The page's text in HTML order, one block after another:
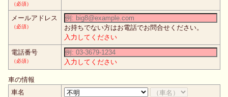
（必須）
メールアドレス
（必須）
お持ちでない方はお電話でお問合せください。
入力してください
電話番号
（必須） 入力してください
車の情報
車名